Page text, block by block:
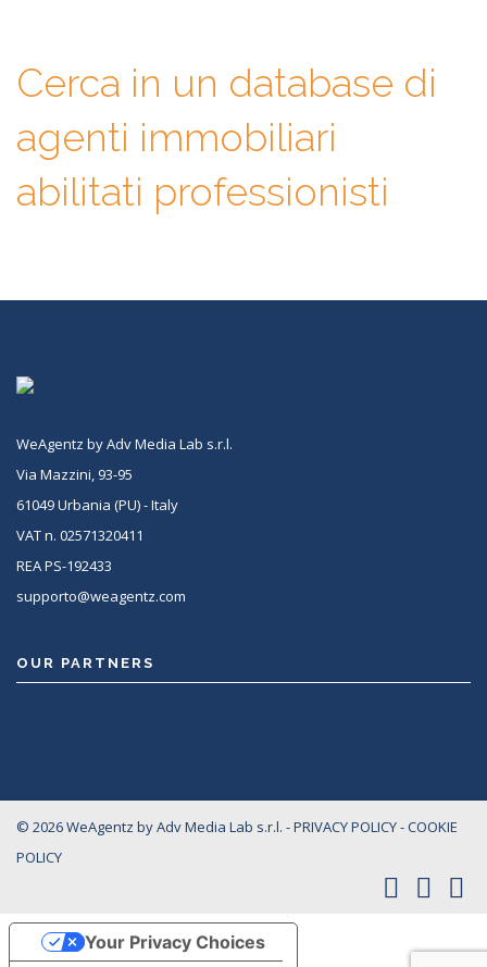
Cerca in un database di
agenti immobiliari
abilitati professionisti
WeAgentz by Adv Media Lab s.r.l.
Via Mazzini, 93-95
61049 Urbania (PU) - Italy
VAT n. 02571320411
REA PS-192433
supporto@weagentz.com
OUR PARTNERS
© 2026 WeAgentz by Adv Media Lab s.r.l. -PRIVACY POLICY-COOKIE
POLICY
Your Privacy Choices